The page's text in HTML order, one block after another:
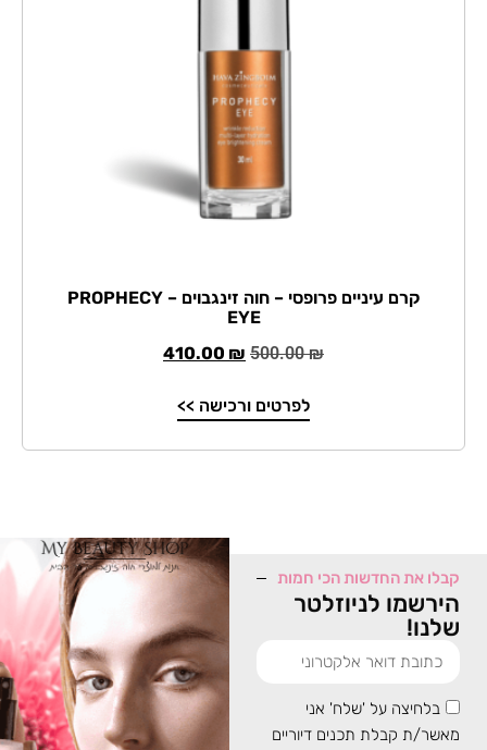
קרם עיניים פרופסי – חוה זינגבוים – PROPHECY
EYE
500.00₪
410.00 ₪
לפרטים ורכישה >>
קבלו את החדשות הכי חמות
הירשמו לניוזלטר
שלנו!
בלחיצה על 'שלח' אני
מאשר/ת קבלת תכנים דיוריים